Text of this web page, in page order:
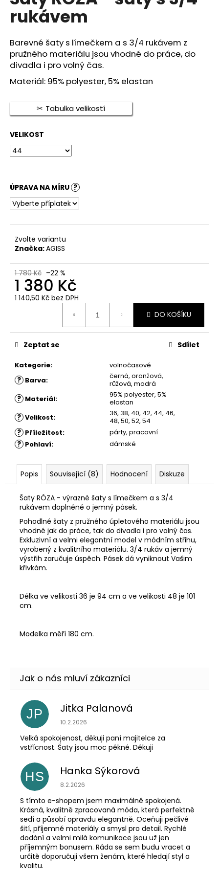
hvězdiček.
rukávem
Barevné šaty s límečkem a s 3/4 rukávem z
pružného materiálu jsou vhodné do práce, do
divadla i pro volný čas.
Materiál: 95% polyester, 5% elastan
Tabulka velikostí
VELIKOST
ÚPRAVA NA MÍRU ?
Zvolte variantu
Značka:AGISS
1 780 Kč –22 %
1 380 Kč
1 140,50 Kč bez DPH
DO KOŠÍKU
Kategorie: volnočasové
? Barva:
černá, oranžová,
růžová, modrá
? Materiál:
95% polyester, 5%
elastan
? Velikost:
36, 38, 40, 42, 44, 46,
48, 50, 52, 54
? Příležitost: párty, pracovní
? Pohlaví: dámské
Zeptat se Sdílet
Popis Související (8) Hodnocení Diskuze
Šaty RÓZA - výrazné šaty s límečkem a s 3/4
rukávem doplněné o jemný pásek.
Pohodlné šaty z pružného úpletového materiálu jsou
vhodné jak do práce, tak do divadla i pro volný čas.
Exkluzivní a velmi elegantní model v módním střihu,
vyrobený z kvalitního materiálu. 3/4 rukáv a jemný
výstřih zaručuje úspěch. Pásek dá vyniknout Vašim
křivkám.
Délka ve velikosti 36 je 94 cm a ve velikosti 48 je 101
cm.
Modelka měří 180 cm.
JP Jitka Palanová
Hodnocení obchodu je 5 z 5 hvězdiček.
10.2.2026
Velká spokojenost, děkuji paní majitelce za
vstřícnost. Šaty jsou moc pěkné. Děkuji
HS Hanka Sýkorová
Hodnocení obchodu je 5 z 5 hvězdiček.
8.2.2026
S tímto e-shopem jsem maximálně spokojená.
Krásná, kvalitně zpracovaná móda, která perfektně
sedí a působí opravdu elegantně. Oceňuji pečlivé
šití, příjemné materiály a smysl pro detail. Rychlé
dodání a velmi milá komunikace jsou už jen
příjemným bonusem. Ráda se sem budu vracet a
určitě doporučuji všem ženám, které hledají styl a
kvalitu.
a
j
í
t
?
HLEDAT
D
o
r
u
e
m
e
ŠATY
ŠATY
Kč